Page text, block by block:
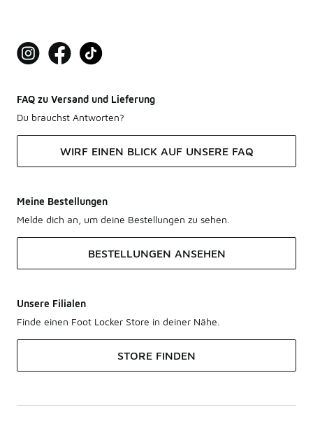
FAQ zu Versand und Lieferung
Du brauchst Antworten?
WIRF EINEN BLICK AUF UNSERE FAQ
Meine Bestellungen
Melde dich an, um deine Bestellungen zu sehen.
BESTELLUNGEN ANSEHEN
Unsere Filialen
Finde einen Foot Locker Store in deiner Nähe.
STORE FINDEN